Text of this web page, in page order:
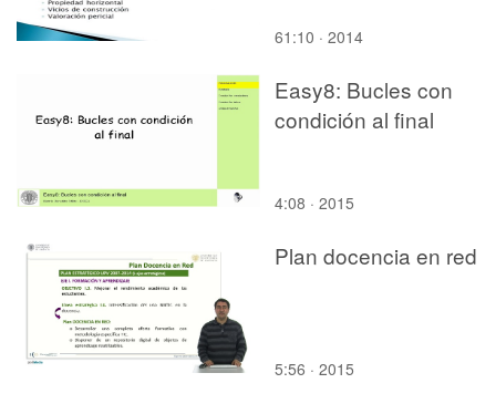
61:10 · 2014
Easy8: Bucles con
condición al final
4:08 · 2015
Plan docencia en red
5:56 · 2015